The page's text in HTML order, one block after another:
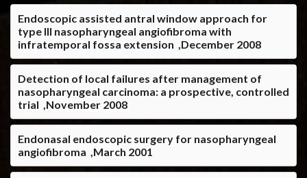
Endoscopic assisted antral window approach for
type III nasopharyngeal angiofibroma with
infratemporal fossa extension ,December 2008
Detection of local failures after management of
nasopharyngeal carcinoma: a prospective, controlled
trial ,November 2008
Endonasal endoscopic surgery for nasopharyngeal
angiofibroma ,March 2001